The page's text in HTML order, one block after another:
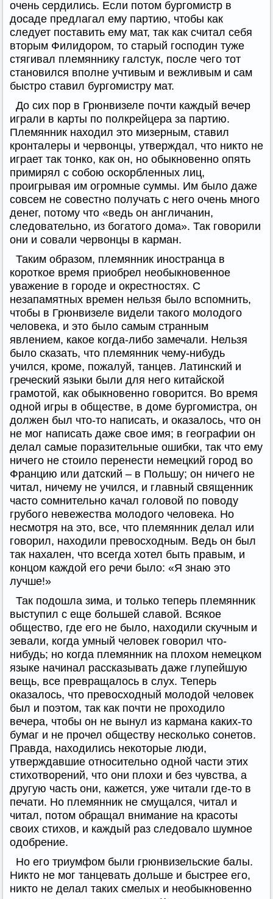
очень сердились. Если потом бургомистр в
досаде предлагал ему партию, чтобы как
следует поставить ему мат, так как считал себя
вторым Филидором, то старый господин туже
стягивал племяннику галстук, после чего тот
становился вполне учтивым и вежливым и сам
быстро ставил бургомистру мат.
До сих пор в Грюнвизеле почти каждый вечер
играли в карты по полкрейцера за партию.
Племянник находил это мизерным, ставил
кронталеры и червонцы, утверждал, что никто не
играет так тонко, как он, но обыкновенно опять
примирял с собою оскорбленных лиц,
проигрывая им огромные суммы. Им было даже
совсем не совестно получать с него очень много
денег, потому что «ведь он англичанин,
следовательно, из богатого дома». Так говорили
они и совали червонцы в карман.
Таким образом, племянник иностранца в
короткое время приобрел необыкновенное
уважение в городе и окрестностях. С
незапамятных времен нельзя было вспомнить,
чтобы в Грюнвизеле видели такого молодого
человека, и это было самым странным
явлением, какое когда-либо замечали. Нельзя
было сказать, что племянник чему-нибудь
учился, кроме, пожалуй, танцев. Латинский и
греческий языки были для него китайской
грамотой, как обыкновенно говорится. Во время
одной игры в обществе, в доме бургомистра, он
должен был что-то написать, и оказалось, что он
не мог написать даже свое имя; в географии он
делал самые поразительные ошибки, так что ему
ничего не стоило перенести немецкий город во
Францию или датский – в Польшу; он ничего не
читал, ничему не учился, и главный священник
часто сомнительно качал головой по поводу
грубого невежества молодого человека. Но
несмотря на это, все, что племянник делал или
говорил, находили превосходным. Ведь он был
так нахален, что всегда хотел быть правым, и
концом каждой его речи было: «Я знаю это
лучше!»
Так подошла зима, и только теперь племянник
выступил с еще большей славой. Всякое
общество, где его не было, находили скучным и
зевали, когда умный человек говорил что-
нибудь; но когда племянник на плохом немецком
языке начинал рассказывать даже глупейшую
вещь, все превращалось в слух. Теперь
оказалось, что превосходный молодой человек
был и поэтом, так как почти не проходило
вечера, чтобы он не вынул из кармана каких-то
бумаг и не прочел обществу несколько сонетов.
Правда, находились некоторые люди,
утверждавшие относительно одной части этих
стихотворений, что они плохи и без чувства, а
другую часть они, кажется, уже читали где-то в
печати. Но племянник не смущался, читал и
читал, потом обращал внимание на красоты
своих стихов, и каждый раз следовало шумное
одобрение.
Но его триумфом были грюнвизельские балы.
Никто не мог танцевать дольше и быстрее его,
никто не делал таких смелых и необыкновенно